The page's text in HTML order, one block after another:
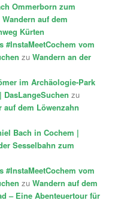
Ommerborn zum
Wandern auf dem
Kürten
#InstaMeetCochem vom
zuWandern an der
im Archäologie-Park
zu
dem Löwenzahn
Bach in Cochem |
Sesselbahn zum
#InstaMeetCochem vom
zuWandern auf dem
– Eine Abenteuertour für